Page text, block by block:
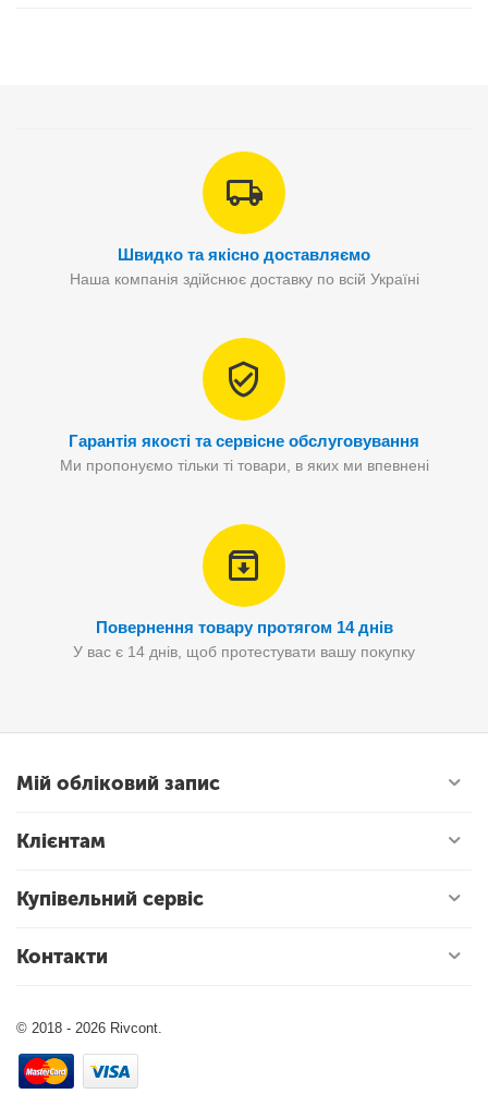
Швидко та якісно доставляємо
Наша компанія здійснює доставку по всій Україні
Гарантія якості та сервісне обслуговування
Ми пропонуємо тільки ті товари, в яких ми впевнені
Повернення товару протягом 14 днів
У вас є 14 днів, щоб протестувати вашу покупку
Мій обліковий запис
Клієнтам
Купівельний сервіс
Контакти
© 2018 - 2026 Rivcont.